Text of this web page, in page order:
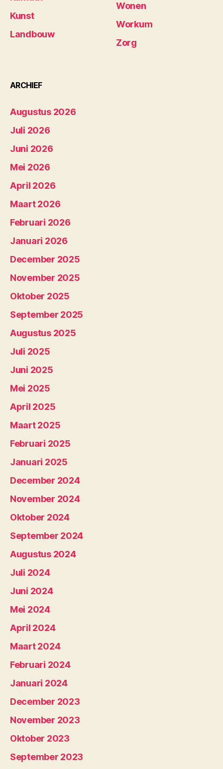
Kunst
Landbouw
Wonen
Workum
Zorg
ARCHIEF
Augustus 2026
Juli 2026
Juni 2026
Mei 2026
April 2026
Maart 2026
Februari 2026
Januari 2026
December 2025
November 2025
Oktober 2025
September 2025
Augustus 2025
Juli 2025
Juni 2025
Mei 2025
April 2025
Maart 2025
Februari 2025
Januari 2025
December 2024
November 2024
Oktober 2024
September 2024
Augustus 2024
Juli 2024
Juni 2024
Mei 2024
April 2024
Maart 2024
Februari 2024
Januari 2024
December 2023
November 2023
Oktober 2023
September 2023